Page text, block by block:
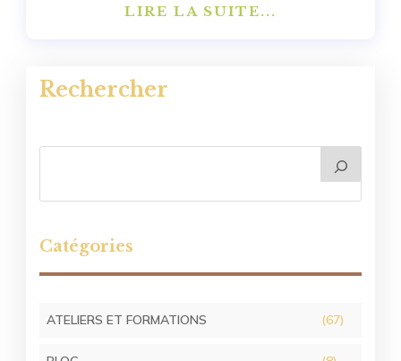
LIRE LA SUITE...
Rechercher
Catégories
ATELIERS ET FORMATIONS (67)